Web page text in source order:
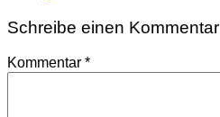
Schreibe einen Kommentar
Kommentar *